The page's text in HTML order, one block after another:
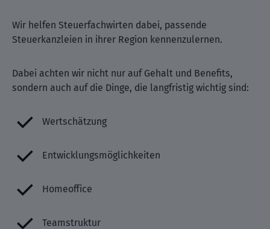
Wir helfen Steuerfachwirten dabei, passende
Steuerkanzleien in ihrer Region kennenzulernen.
Dabei achten wir nicht nur auf Gehalt und Benefits,
sondern auch auf die Dinge, die langfristig wichtig sind:
Wertschätzung
Entwicklungsmöglichkeiten
Homeoffice
Teamstruktur